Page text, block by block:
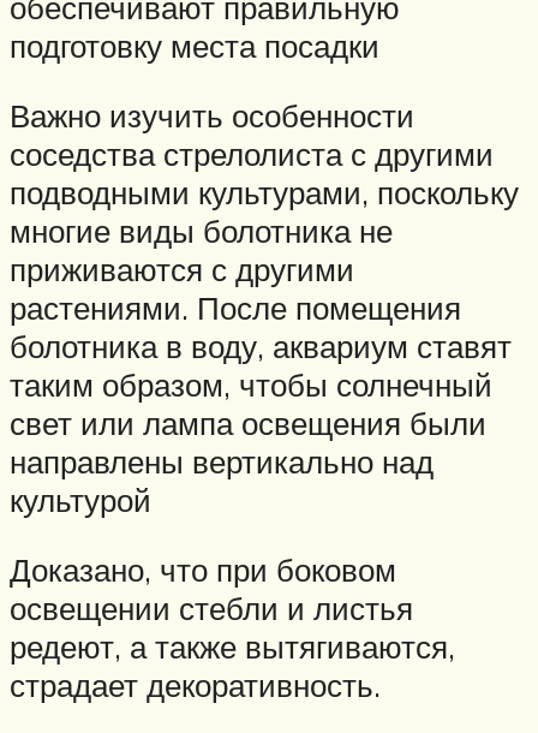
подготовку места посадки
Важно изучить особенности
соседства стрелолиста с другими
подводными культурами, поскольку
многие виды болотника не
приживаются с другими
растениями. После помещения
болотника в воду, аквариум ставят
таким образом, чтобы солнечный
свет или лампа освещения были
направлены вертикально над
культурой
Доказано, что при боковом
освещении стебли и листья
редеют, а также вытягиваются,
страдает декоративность.